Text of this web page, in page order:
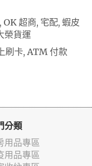
超商, 宅配, 蝦皮
榮貨運
刷卡, ATM 付款
分類
用品專區
用品專區